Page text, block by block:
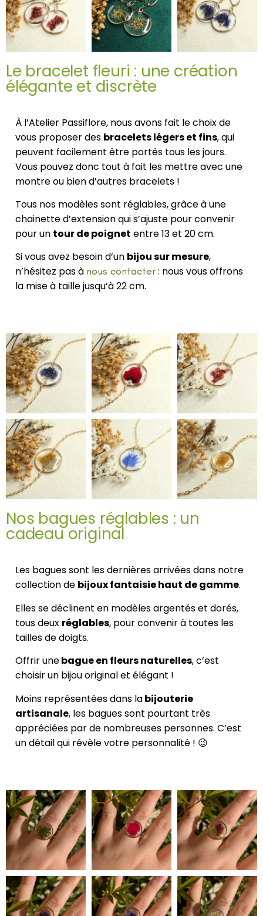
Le bracelet fleuri : une création
élégante et discrète
À l’Atelier Passiflore, nous avons fait le choix de
vous proposer des bracelets légers et fins, qui
peuvent facilement être portés tous les jours.
Vous pouvez donc tout à fait les mettre avec une
montre ou bien d’autres bracelets !
Tous nos modèles sont réglables, grâce à une
chainette d’extension qui s’ajuste pour convenir
pour un tour de poignet entre 13 et 20 cm.
Si vous avez besoin d’un bijou sur mesure,
n’hésitez pas à nous contacter: nous vous offrons
la mise à taille jusqu’à 22 cm.
Nos bagues réglables : un
cadeau original
Les bagues sont les dernières arrivées dans notre
collection de bijoux fantaisie haut de gamme.
Elles se déclinent en modèles argentés et dorés,
tous deux réglables, pour convenir à toutes les
tailles de doigts.
Offrir unebague en fleurs naturelles, c’est
choisir un bijou original et élégant !
Moins représentées dans labijouterie
artisanale, les bagues sont pourtant très
appréciées par de nombreuses personnes. C’est
un détail qui révèle votre personnalité ! 😉